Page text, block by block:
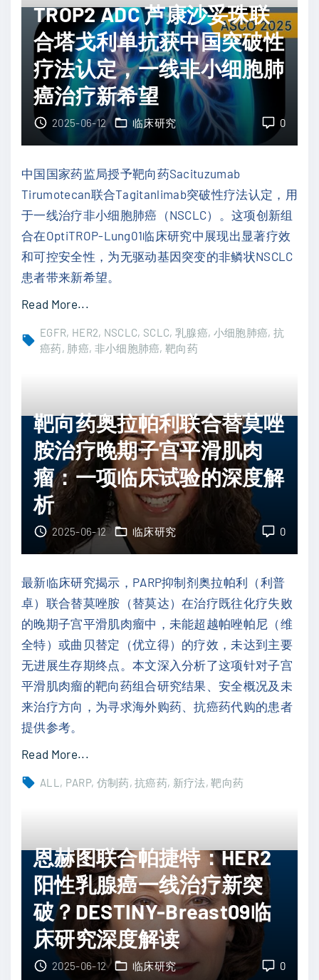
如
何
延
长
晚
期
肝
细
胞
癌
患
者
生
期
？
"
R
-
T
K
I
耐
药
策
略
：
P
P
4
抑
制
他
列
汀
联
希
替
尼
，
有
望
克
服
持
胞
与
复
发
"
TROP2 ADC 芦康沙妥珠联
合塔戈利单抗获中国突破性
疗法认定，一线非小细胞肺
癌治疗新希望
0
2025-06-12 临床研究
中国国家药监局授予靶向药Sacituzumab
Tirumotecan联合Tagitanlimab突破性疗法认定，用
于一线治疗非小细胞肺癌（NSCLC）。这项创新组
合在OptiTROP-Lung01临床研究中展现出显著疗效
和可控安全性，为无驱动基因突变的非鳞状NSCLC
患者带来新希望。
Read More...
R
A
D
C
芦
沙
妥
联
合
塔
戈
利
单
抗
中
国
疗
法
认
定
，
一
EGFR HER2 NSCLC SCLC 乳腺癌 小细胞肺癌 抗
癌药 肺癌 非小细胞肺癌 靶向药
靶向药奥拉帕利联合替莫唑
胺治疗晚期子宫平滑肌肉
瘤：一项临床试验的深度解
析
0
2025-06-12 临床研究
最新临床研究揭示，PARP抑制剂奥拉帕利（利普
卓）联合替莫唑胺（替莫达）在治疗既往化疗失败
的晚期子宫平滑肌肉瘤中，未能超越帕唑帕尼（维
全特）或曲贝替定（优立得）的疗效，未达到主要
无进展生存期终点。本文深入分析了这项针对子宫
平滑肌肉瘤的靶向药组合研究结果、安全概况及未
来治疗方向，为寻求海外购药、抗癌药代购的患者
提供参考。
Read More...
拉
帕
利
联
合
替
ALL PARP 仿制药 抗癌药 新疗法 靶向药
恩赫图联合帕捷特：HER2
阳性乳腺癌一线治疗新突
破？DESTINY-Breast09临
床研究深度解读
0
2025-06-12 临床研究